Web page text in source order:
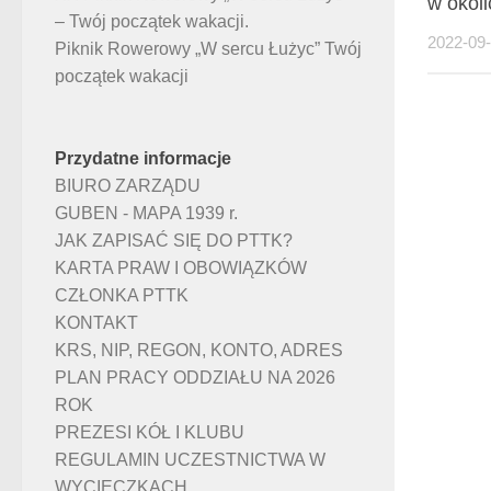
2022-
– Twój początek wakacji.
Piknik Rowerowy „W sercu Łużyc” Twój
początek wakacji
Przydatne informacje
BIURO ZARZĄDU
GUBEN - MAPA 1939 r.
JAK ZAPISAĆ SIĘ DO PTTK?
KARTA PRAW I OBOWIĄZKÓW
CZŁONKA PTTK
KONTAKT
KRS, NIP, REGON, KONTO, ADRES
PLAN PRACY ODDZIAŁU NA 2026
ROK
PREZESI KÓŁ I KLUBU
REGULAMIN UCZESTNICTWA W
WYCIECZKACH